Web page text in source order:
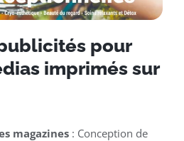
pour
imprimés sur
magazines: Conception de